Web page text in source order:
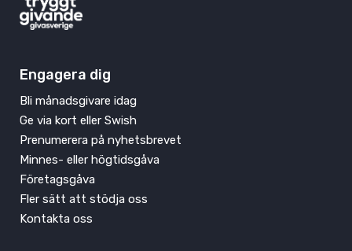
Engagera dig
Bli månadsgivare idag
Ge via kort eller Swish
Prenumerera på nyhetsbrevet
Minnes- eller högtidsgåva
Företagsgåva
Fler sätt att stödja oss
Kontakta oss